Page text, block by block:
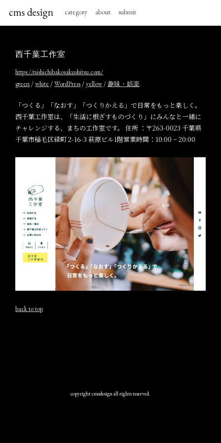
category about submit
西千葉工作室
https://nishichibakosakushitsu.com/
green /white /WordPress /yellow / 趣味・娯楽
「つくる」「なおす」「つくりかえる」で日常をもっと楽しく。
西千葉工作室は、「生活に根ざすものづくり」にみんなと一緒に
チャレンジする、まちの工作室です。 住所 ：〒263-0023 千葉県
千葉市稲毛区緑町 2-16-3 萩原ビル1階営業時間：10:00 − 20:00
back to top
copyright cmsdesign all rights reserved.